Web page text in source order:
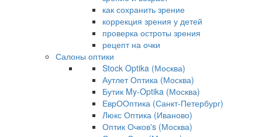
как сохранить зрение
коррекция зрения у детей
проверка остроты зрения
рецепт на очки
Салоны оптики
Stock Optika (Москва)
Аутлет Оптика (Москва)
Бутик My-Optika (Москва)
ЕврООптика (Санкт-Петербург)
Люкс Оптика (Иваново)
Оптик Очков's (Москва)